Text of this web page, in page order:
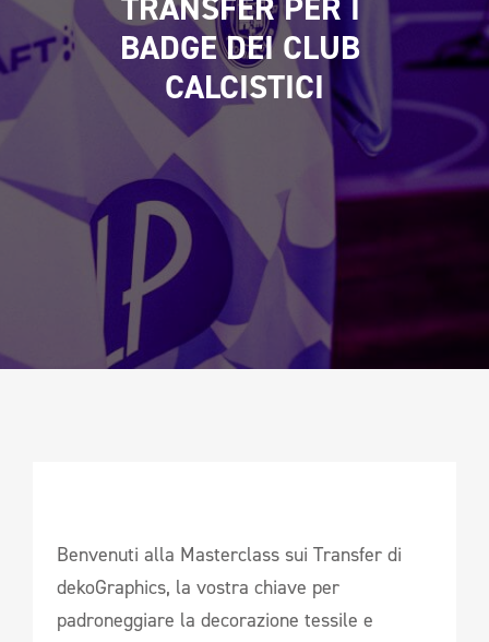
NEWSLETTERBADGE DEI CLUB
CALCISTICI
Benvenuti alla Masterclass sui Transfer di
dekoGraphics, la vostra chiave per
padroneggiare la decorazione tessile e